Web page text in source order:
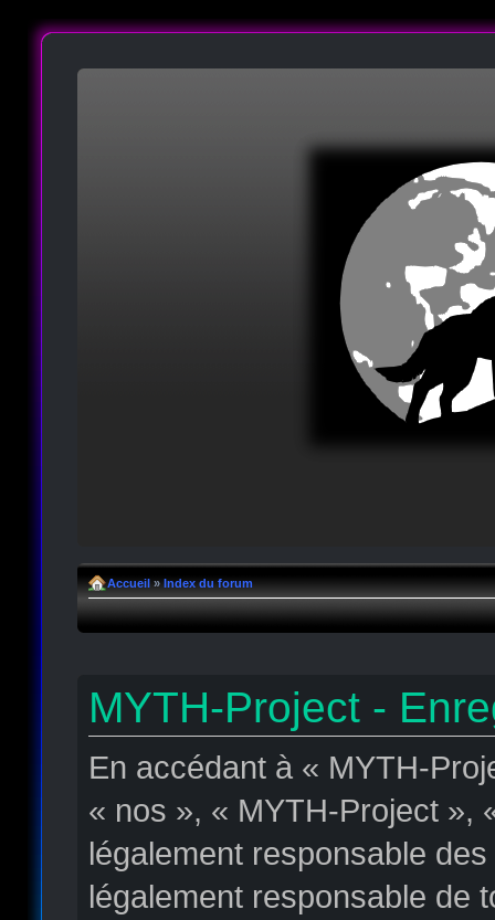
Accueil » Index du forum
MYTH-Project -
En accédant à « MYTH-
« nos », « MYTH-Project »,
légalement responsable
légalement responsable de